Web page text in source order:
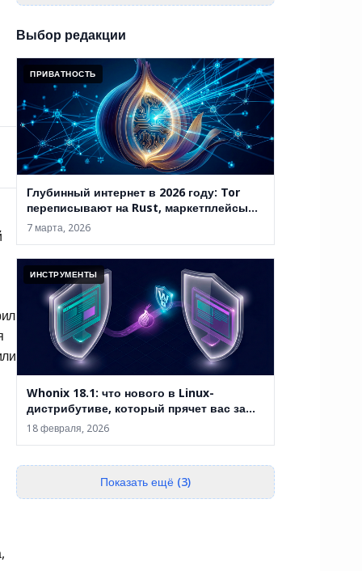
Выбор редакции
ПРИВАТНОСТЬ
Глубинный интернет в 2026 году: Tor
переписывают на Rust, маркетплейсы
закрывают, а анонимность уже не
абсолютна
7 марта, 2026
ИНСТРУМЕНТЫ
Whonix 18.1: что нового в Linux-
дистрибутиве, который прячет вас за
двумя виртуальными машинами
18 февраля, 2026
Показать ещё (3)